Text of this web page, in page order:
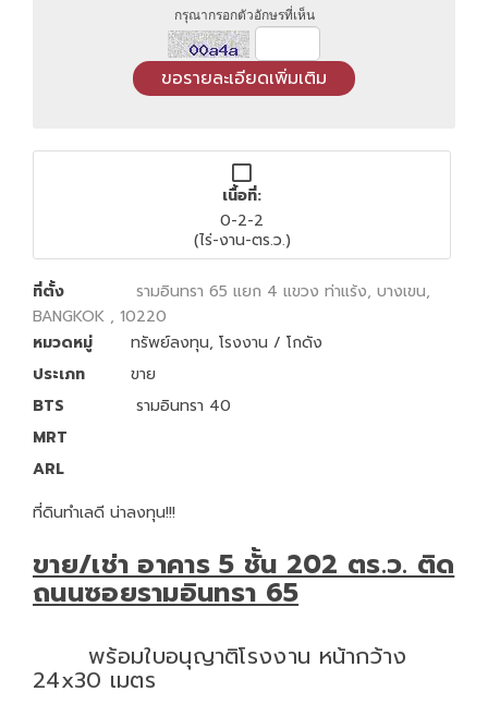
กรุณากรอกตัวอักษรที่เห็น
เนื้อที่:
0-2-2
(ไร่-งาน-ตร.ว.)
ที่ตั้ง
รามอินทรา 65 แยก 4 แขวง ท่าแร้ง, บางเขน,
BANGKOK , 10220
หมวดหมู่
ทรัพย์ลงทุน, โรงงาน / โกดัง
ประเภท
ขาย
BTS
รามอินทรา 40
MRT
ARL
ที่ดินทำเลดี น่าลงทุน!!!
ขาย/เช่า อาคาร 5 ชั้น 202 ตร.ว. ติด
ถนนซอยรามอินทรา 65
พร้อมใบอนุญาติโรงงาน หน้ากว้าง
24x30 เมตร